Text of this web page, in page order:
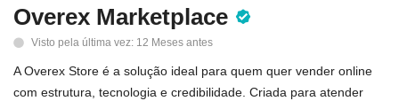
Contato
Overex Marketplace
Visto pela última vez: 12 Meses antes
A Overex Store é a solução ideal para quem quer vender online
com estrutura, tecnologia e credibilidade. Criada para atender